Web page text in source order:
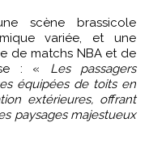
scène brassicole
variée, et une
de matchs NBA et de
: « Les passagers
équipées de toits en
extérieures, offrant
paysages majestueux